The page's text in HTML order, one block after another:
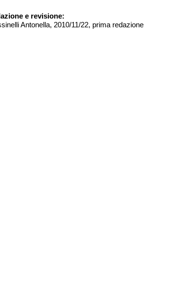
e revisione:
Antonella, 2010/11/22, prima redazione